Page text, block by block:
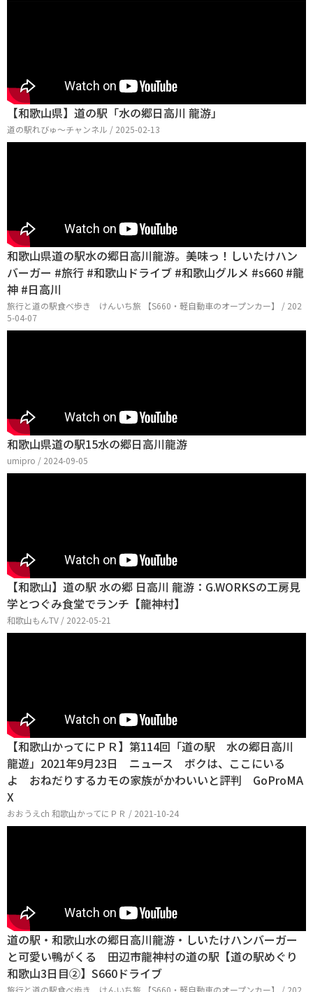
【和歌山県】道の駅「水の郷日高川 龍游」
道の駅れびゅ〜チャンネル / 2025-02-13
和歌山県道の駅水の郷日高川龍游。美味っ！しいたけハン
バーガー #旅行 #和歌山ドライブ #和歌山グルメ #s660 #龍
神 #日高川
旅行と道の駅食べ歩き けんいち旅 【S660・軽自動車のオープンカー】 / 202
5-04-07
和歌山県道の駅15水の郷日高川龍游
umipro / 2024-09-05
【和歌山】道の駅 水の郷 日高川 龍游：G.WORKSの工房見
学とつぐみ食堂でランチ【龍神村】
和歌山もんTV / 2022-05-21
【和歌山かってにＰＲ】第114回「道の駅 水の郷日高川
龍遊」2021年9月23日 ニュース ボクは、ここにいる
よ おねだりするカモの家族がかわいいと評判 GoProMA
X
おおうえch 和歌山かってにＰＲ / 2021-10-24
道の駅・和歌山水の郷日高川龍游・しいたけハンバーガー
と可愛い鴨がくる 田辺市龍神村の道の駅【道の駅めぐり
和歌山3日目②】S660ドライブ